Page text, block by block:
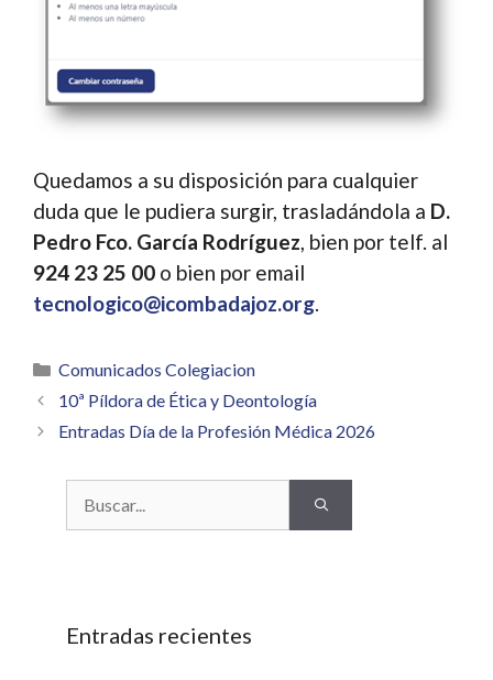
Quedamos a su disposición para cualquier
duda que le pudiera surgir, trasladándola a D.
Pedro Fco. García Rodríguez, bien por telf. al
924 23 25 00 o bien por email
tecnologico@icombadajoz.org.
Categorías
Comunicados Colegiacion
10ª Píldora de Ética y Deontología
Entradas Día de la Profesión Médica 2026
Entradas recientes